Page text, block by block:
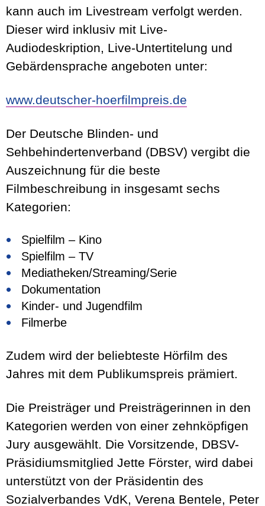
kann auch im Livestream verfolgt werden.
Dieser wird inklusiv mit Live-
Audiodeskription, Live-Untertitelung und
Gebärdensprache angeboten unter:
www.deutscher-hoerfilmpreis.de
Der Deutsche Blinden- und
Sehbehindertenverband (DBSV) vergibt die
Auszeichnung für die beste
Filmbeschreibung in insgesamt sechs
Kategorien:
Spielfilm – Kino
Spielfilm – TV
Mediatheken/Streaming/Serie
Dokumentation
Kinder- und Jugendfilm
Filmerbe
Zudem wird der beliebteste Hörfilm des
Jahres mit dem Publikumspreis prämiert.
Die Preisträger und Preisträgerinnen in den
Kategorien werden von einer zehnköpfigen
Jury ausgewählt. Die Vorsitzende, DBSV-
Präsidiumsmitglied Jette Förster, wird dabei
unterstützt von der Präsidentin des
Sozialverbandes VdK, Verena Bentele, Peter